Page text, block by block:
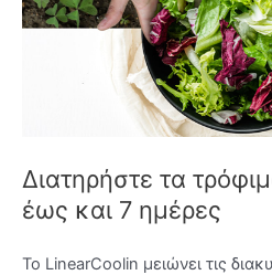
Διατηρήστε τα
έως και 7 ημέρες
Το LinearCoolin μειώνει τις